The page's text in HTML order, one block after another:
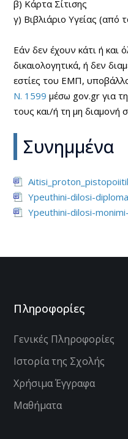
β) Κάρτα Σίτισης
γ) Βιβλιάριο Υγείας (από
Εάν δεν έχουν κάτι ή
δικαιολογητικά, ή δεν
εστίες του ΕΜΠ,
Ν. 1599 μέσω gov.gr για
τους και/ή τη μη διαμονή
Συνημμένα
Ypeuthini-dilosi-
Ypeuthini-dilosi-
Πληροφορίες
Γενικές Πληροφορίες
Ιστορία της Σχολής
Χρήσιμα Έγγραφα
Μαθήματα